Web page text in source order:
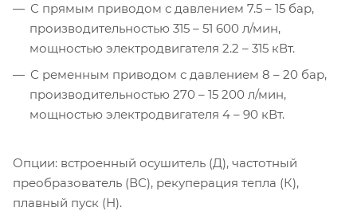
С прямым приводом с давлением 7.5 – 15 бар,
производительностью 315 – 51 600 л/мин,
мощностью электродвигателя 2.2 – 315 кВт.
С ременным приводом с давлением 8 – 20 бар,
производительностью 270 – 15 200 л/мин,
мощностью электродвигателя 4 – 90 кВт.
Опции: встроенный осушитель (Д), частотный
преобразователь (ВС), рекуперация тепла (К),
плавный пуск (Н).